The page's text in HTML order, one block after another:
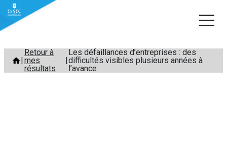
Aller
contenu
Retour à
mes
résultats
Les défaillances d’entreprises : des
difficultés visibles plusieurs années à
l’avance